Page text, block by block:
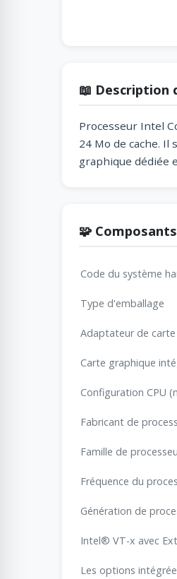
📖 Description
Processeur Intel
24 Mo de cache.
graphique dédiée
🧩
Code du système
Type d'emballage
Adaptateur de
Carte graphique
Configuration CPU
Fabricant de
Famille de
Fréquence du
Génération de
Intel® VT-x avec
Les options